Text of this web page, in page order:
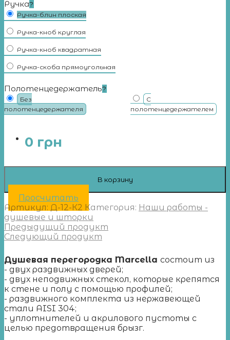
Ручка?
Ручка-блин плоская
Ручка-кноб круглая
Ручка-кноб квадратная
Ручка-скоба прямоугольная
Полотенцедержатель?
Без
полотенцедержателя
С
полотенцедержателем
0 грн
В корзину
Просчитать
Артикул: Д-12-К2 Категория: Наши работы -
душевые и шторки
Предыдущий продукт
Следующий продукт
Душевая перегородка Marcella состоит из
- двух раздвижных дверей;
- двух неподвижных стекол, которые крепятся
к стене и полу с помощью профилей;
- раздвижного комплекта из нержавеющей
стали AISI 304;
- уплотнителей и акрилового пустоты с
целью предотвращения брызг.